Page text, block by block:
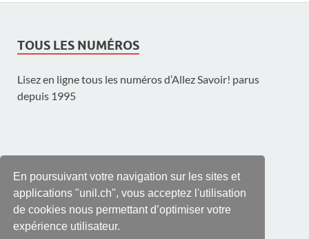
En poursuivant votre navigation sur les sites et
applications "unil.ch", vous acceptez l'utilisation
de cookies nous permettant d’optimiser votre
expérience utilisateur.
TOUS LES NUMÉROS
Lisez en ligne tous les numéros d’Allez Savoir! parus
depuis 1995